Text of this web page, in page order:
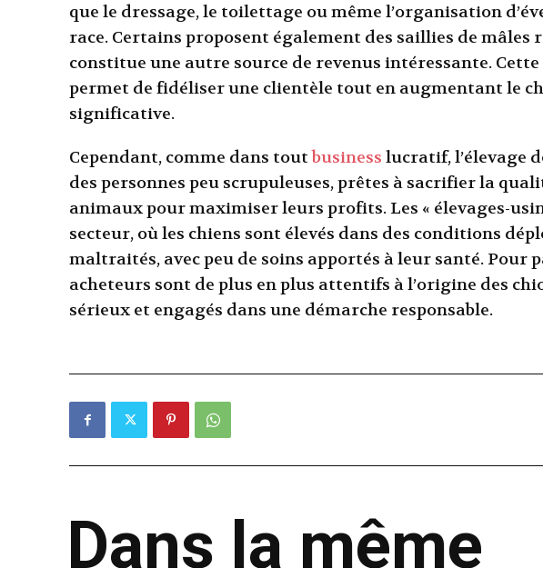
que le dressage, le toilettage ou même l’organisation
race. Certains proposent également des saillies de mâles
constitue une autre source de revenus intéressante. Cette
permet de fidéliser une clientèle tout en augmentant le
significative.
Cependant, comme dans toutbusiness lucratif, l’élevage
des personnes peu scrupuleuses, prêtes à sacrifier la
animaux pour maximiser leurs profits. Les « élevages-
secteur, où les chiens sont élevés dans des conditions
maltraités, avec peu de soins apportés à leur santé. Pour
acheteurs sont de plus en plus attentifs à l’origine des
sérieux et engagés dans une démarche responsable.
Dans la même